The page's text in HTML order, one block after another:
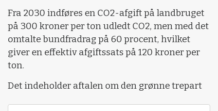
Fra 2030 indføres en CO2-afgift på landbruget
på 300 kroner per ton udledt CO2, men med det
omtalte bundfradrag på 60 procent, hvilket
giver en effektiv afgiftssats på 120 kroner per
ton.
Det indeholder aftalen om den grønne trepart